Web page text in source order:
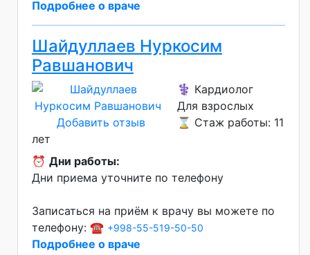
Подробнее о враче
Шайдуллаев Нуркосим
Равшанович
Добавить отзыв
⚕️ Кардиолог
Для взрослых
⌛ Стаж работы: 11
лет
⏰ Дни работы:
Дни приема уточните по телефону
Записаться на приём к врачу вы можете по
телефону: ☎️ +998-55-519-50-50
Подробнее о враче